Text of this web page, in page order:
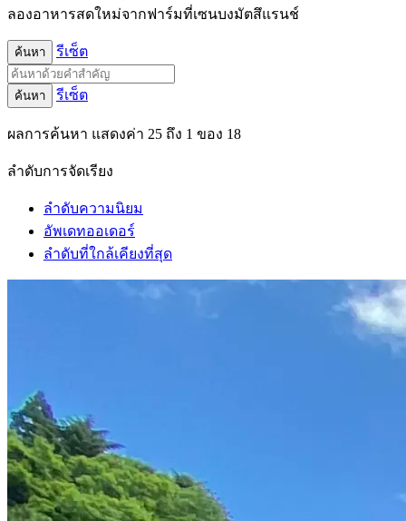
ลองอาหารสดใหม่จากฟาร์มที่เซนบงมัตสึแรนช์
ค้นหา รีเซ็ต
ค้นหา รีเซ็ต
ผลการค้นหา แสดงค่า 25 ถึง 1 ของ 18
ลำดับการจัดเรียง
ลำดับความนิยม
อัพเดทออเดอร์
ลำดับที่ใกล้เคียงที่สุด